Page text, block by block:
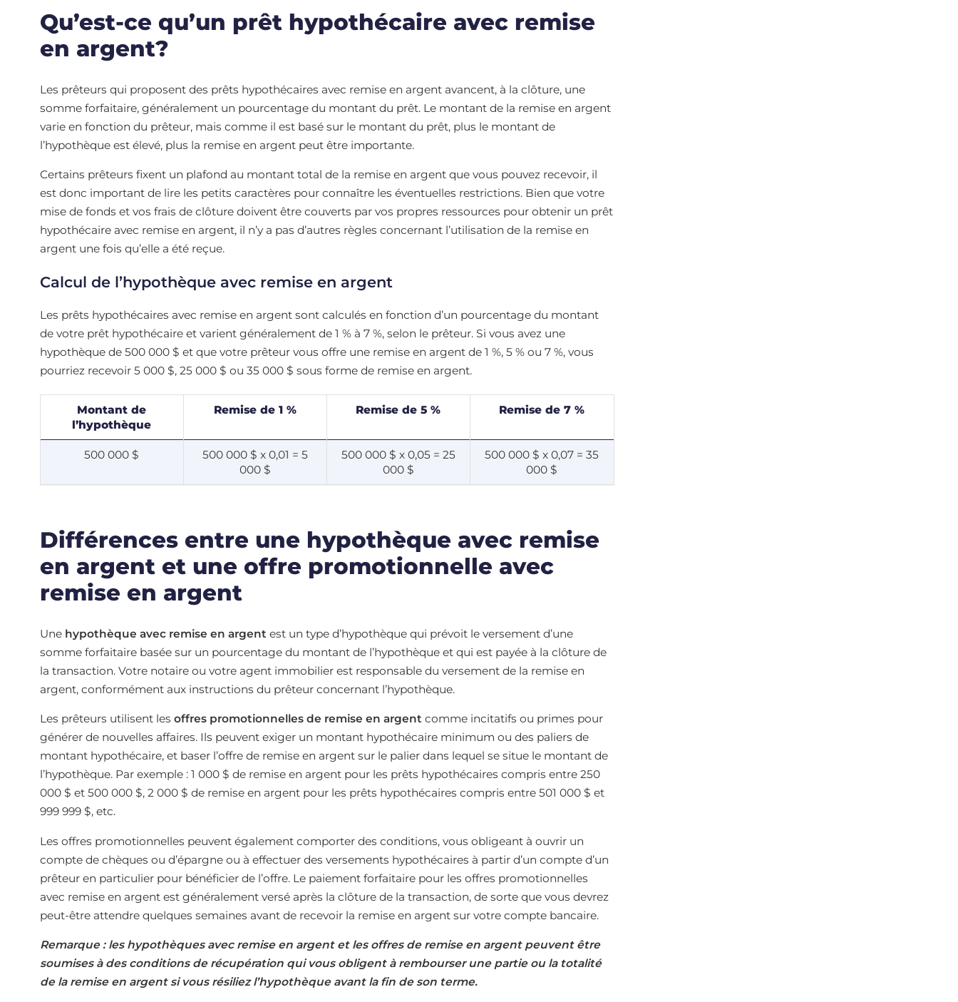
Qu’est-ce qu’un prêt hypothécaire avec remise
en argent?
Les prêteurs qui proposent des prêts hypothécaires avec remise en argent avancent, à la clôture, une
somme forfaitaire, généralement un pourcentage du montant du prêt. Le montant de la remise en argent
varie en fonction du prêteur, mais comme il est basé sur le montant du prêt, plus le montant de
l’hypothèque est élevé, plus la remise en argent peut être importante.
Certains prêteurs fixent un plafond au montant total de la remise en argent que vous pouvez recevoir, il
est donc important de lire les petits caractères pour connaître les éventuelles restrictions. Bien que votre
mise de fonds et vos frais de clôture doivent être couverts par vos propres ressources pour obtenir un prêt
hypothécaire avec remise en argent, il n’y a pas d’autres règles concernant l’utilisation de la remise en
argent une fois qu’elle a été reçue.
Calcul de l’hypothèque avec remise en argent
Les prêts hypothécaires avec remise en argent sont calculés en fonction d’un pourcentage du montant
de votre prêt hypothécaire et varient généralement de 1 % à 7 %, selon le prêteur. Si vous avez une
hypothèque de 500 000 $ et que votre prêteur vous offre une remise en argent de 1 %, 5 % ou 7 %, vous
pourriez recevoir 5 000 $, 25 000 $ ou 35 000 $ sous forme de remise en argent.
Montant de
l’hypothèque
Remise de 1 % Remise de 5 % Remise de 7 %
500 000 $
500 000 $ x 0,01 = 5
000 $
500 000 $ x 0,05 = 25
000 $
500 000 $ x 0,07 = 35
000 $
Différences entre une hypothèque avec remise
en argent et une offre promotionnelle avec
remise en argent
Une hypothèque avec remise en argent est un type d’hypothèque qui prévoit le versement d’une
somme forfaitaire basée sur un pourcentage du montant de l’hypothèque et qui est payée à la clôture de
la transaction. Votre notaire ou votre agent immobilier est responsable du versement de la remise en
argent, conformément aux instructions du prêteur concernant l’hypothèque.
Les prêteurs utilisent les offres promotionnelles de remise en argent comme incitatifs ou primes pour
générer de nouvelles affaires. Ils peuvent exiger un montant hypothécaire minimum ou des paliers de
montant hypothécaire, et baser l’offre de remise en argent sur le palier dans lequel se situe le montant de
l’hypothèque. Par exemple : 1 000 $ de remise en argent pour les prêts hypothécaires compris entre 250
000 $ et 500 000 $, 2 000 $ de remise en argent pour les prêts hypothécaires compris entre 501 000 $ et
999 999 $, etc.
Les offres promotionnelles peuvent également comporter des conditions, vous obligeant à ouvrir un
compte de chèques ou d’épargne ou à effectuer des versements hypothécaires à partir d’un compte d’un
prêteur en particulier pour bénéficier de l’offre. Le paiement forfaitaire pour les offres promotionnelles
avec remise en argent est généralement versé après la clôture de la transaction, de sorte que vous devrez
peut-être attendre quelques semaines avant de recevoir la remise en argent sur votre compte bancaire.
Remarque : les hypothèques avec remise en argent et les offres de remise en argent peuvent être
soumises à des conditions de récupération qui vous obligent à rembourser une partie ou la totalité
de la remise en argent si vous résiliez l’hypothèque avant la fin de son terme.